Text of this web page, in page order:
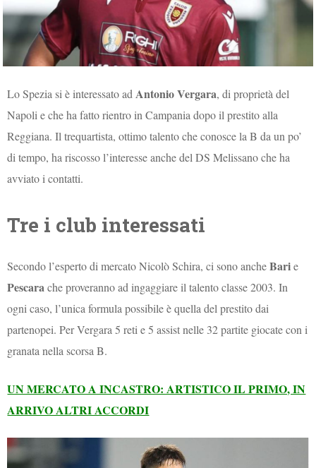
Lo Spezia si è interessato ad Antonio Vergara, di proprietà del
Napoli e che ha fatto rientro in Campania dopo il prestito alla
Reggiana. Il trequartista, ottimo talento che conosce la B da un po’
di tempo, ha riscosso l’interesse anche del DS Melissano che ha
avviato i contatti.
Tre i club interessati
Secondo l’esperto di mercato Nicolò Schira, ci sono ancheBarie
Pescarache proveranno ad ingaggiare il talento classe 2003. In
ogni caso, l’unica formula possibile è quella del prestito dai
partenopei. Per Vergara 5 reti e 5 assist nelle 32 partite giocate con i
granata nella scorsa B.
UN MERCATO A INCASTRO: ARTISTICO IL PRIMO, IN
ARRIVO ALTRI ACCORDI